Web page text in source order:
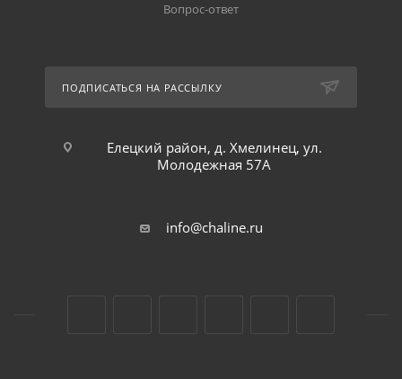
Вопрос-ответ
ПОДПИСАТЬСЯ НА РАССЫЛКУ
Елецкий район, д. Хмелинец, ул.
Молодежная 57А
info@chaline.ru